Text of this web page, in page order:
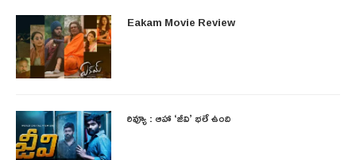
Eakam Movie Review
రివ్యూ : ఆహా ‘జీవి’ భలే ఉంది